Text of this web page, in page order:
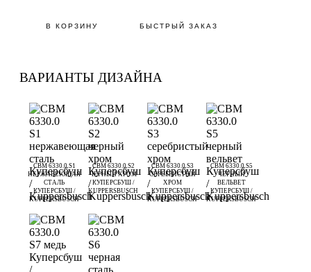
ВАРИАНТЫ ДИЗАЙНА
CBM 6330.0 S1
НЕРЖАВЕЮЩАЯ
СТАЛЬ
КУПЕРСБУШ /
KUPPERSBUSCH
CBM 6330.0 S2
ЧЕРНЫЙ ХРОМ
КУПЕРСБУШ /
KUPPERSBUSCH
CBM 6330.0 S3
СЕРЕБРИСТЫЙ
ХРОМ
КУПЕРСБУШ /
KUPPERSBUSCH
CBM 6330.0 S5
ЧЕРНЫЙ
ВЕЛЬВЕТ
КУПЕРСБУШ /
KUPPERSBUSCH
В КОРЗИНУ БЫСТРЫЙ ЗАКАЗ